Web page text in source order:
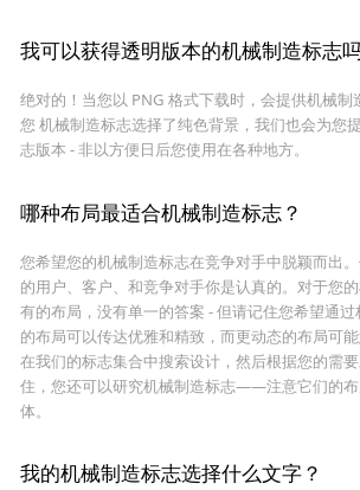
我可以获得透明版本的机械制造标志
绝对的！当您以 PNG 格式下载时，会提供机械制
您 机械制造标志选择了纯色背景，我们也会为您
志版本 - 非以方便日后您使用在各种地方。
哪种布局最适合机械制造标志？
您希望您的机械制造标志在竞争对手中脱颖而出
的用户、客户、和竞争对手你是认真的。对于您
有的布局，没有单一的答案 - 但请记住您希望通
的布局可以传达优雅和精致，而更动态的布局可能
在我们的标志集合中搜索设计，然后根据您的需
住，您还可以研究机械制造标志——注意它们的
体。
我的机械制造标志选择什么文字？